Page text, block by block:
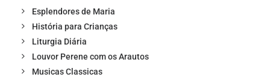
Esplendores de Maria
História para Crianças
Liturgia Diária
Louvor Perene com os Arautos
Musicas Classicas